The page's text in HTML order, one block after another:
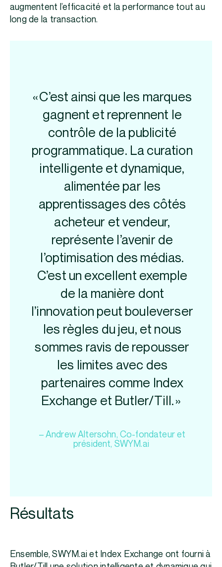
augmentent l’efficacité et la performance tout au
long de la transaction.
« C’est ainsi que les marques
gagnent et reprennent le
contrôle de la publicité
programmatique. La curation
intelligente et dynamique,
alimentée par les
apprentissages des côtés
acheteur et vendeur,
représente l’avenir de
l’optimisation des médias.
C’est un excellent exemple
de la manière dont
l’innovation peut bouleverser
les règles du jeu, et nous
sommes ravis de repousser
les limites avec des
partenaires comme Index
Exchange et Butler/Till. »
– Andrew Altersohn, Co-fondateur et
président, SWYM.ai
Résultats
Ensemble, SWYM.ai et Index Exchange ont fourni à